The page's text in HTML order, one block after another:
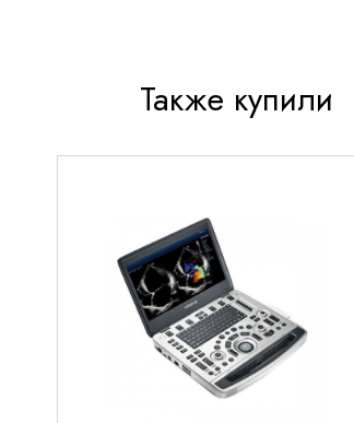
Также купили